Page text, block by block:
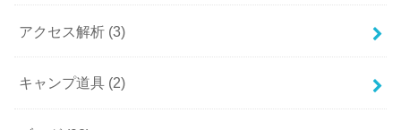
アクセス解析 (3)
キャンプ道具 (2)